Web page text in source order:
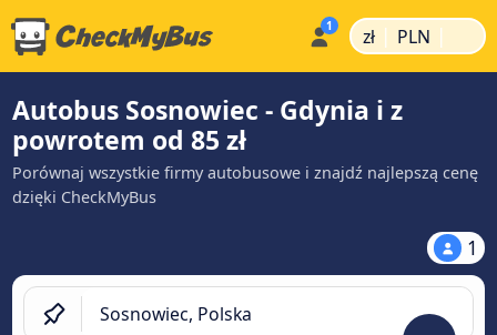
zł | PLN |
Autobus Sosnowiec - Gdynia i z
powrotem od 85 zł
Porównaj wszystkie firmy autobusowe i znajdź najlepszą cenę
dzięki CheckMyBus
1